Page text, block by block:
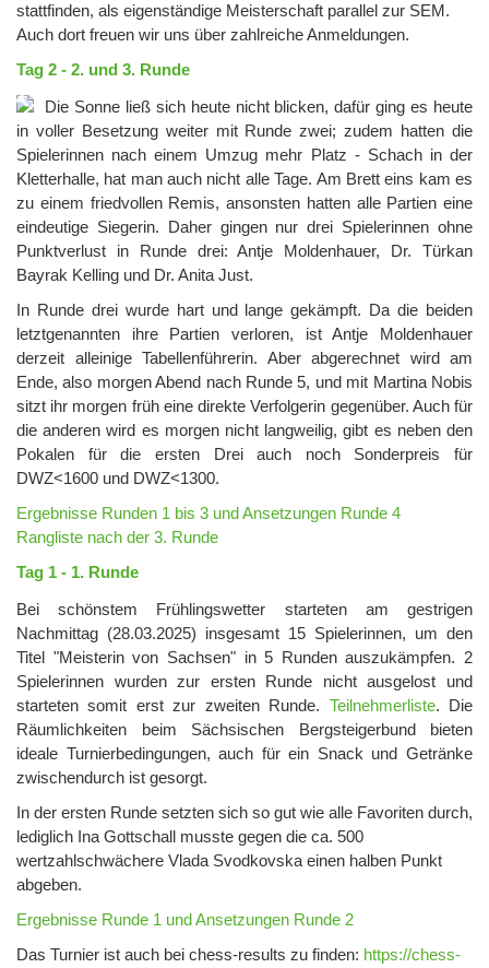
stattfinden, als eigenständige Meisterschaft parallel zur SEM.
Auch dort freuen wir uns über zahlreiche Anmeldungen.
Tag 2 - 2. und 3. Runde
Die Sonne ließ sich heute nicht blicken, dafür ging es heute
in voller Besetzung weiter mit Runde zwei; zudem hatten die
Spielerinnen nach einem Umzug mehr Platz - Schach in der
Kletterhalle, hat man auch nicht alle Tage. Am Brett eins kam es
zu einem friedvollen Remis, ansonsten hatten alle Partien eine
eindeutige Siegerin. Daher gingen nur drei Spielerinnen ohne
Punktverlust in Runde drei: Antje Moldenhauer, Dr. Türkan
Bayrak Kelling und Dr. Anita Just.
In Runde drei wurde hart und lange gekämpft. Da die beiden
letztgenannten ihre Partien verloren, ist Antje Moldenhauer
derzeit alleinige Tabellenführerin. Aber abgerechnet wird am
Ende, also morgen Abend nach Runde 5, und mit Martina Nobis
sitzt ihr morgen früh eine direkte Verfolgerin gegenüber. Auch für
die anderen wird es morgen nicht langweilig, gibt es neben den
Pokalen für die ersten Drei auch noch Sonderpreis für
DWZ<1600 und DWZ<1300.
Ergebnisse Runden 1 bis 3 und Ansetzungen Runde 4
Rangliste nach der 3. Runde
Tag 1 - 1. Runde
Bei schönstem Frühlingswetter starteten am gestrigen
Nachmittag (28.03.2025) insgesamt 15 Spielerinnen, um den
Titel "Meisterin von Sachsen" in 5 Runden auszukämpfen. 2
Spielerinnen wurden zur ersten Runde nicht ausgelost und
starteten somit erst zur zweiten Runde. Teilnehmerliste. Die
Räumlichkeiten beim Sächsischen Bergsteigerbund bieten
ideale Turnierbedingungen, auch für ein Snack und Getränke
zwischendurch ist gesorgt.
In der ersten Runde setzten sich so gut wie alle Favoriten durch,
lediglich Ina Gottschall musste gegen die ca. 500
wertzahlschwächere Vlada Svodkovska einen halben Punkt
abgeben.
Ergebnisse Runde 1 und Ansetzungen Runde 2
Das Turnier ist auch bei chess-results zu finden: https://chess-